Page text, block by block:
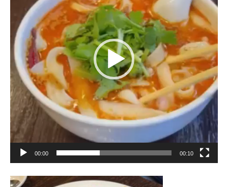
ヤ
00:00 00:10